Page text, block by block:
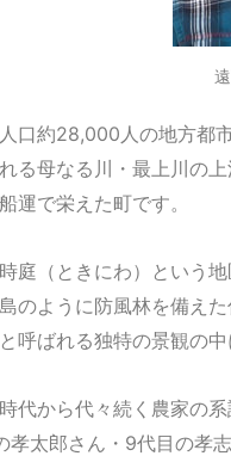
口約28,000人の地方都市
る母なる川・最上川の上
運で栄えた町です。
庭（ときにわ）という
のように防風林を備えた
呼ばれる独特の景観の
代から代々続く農家の系
孝太郎さん・9代目の孝志